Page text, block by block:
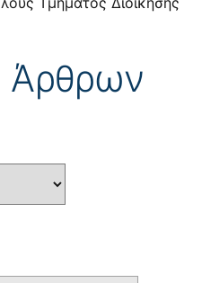
Άρθρων